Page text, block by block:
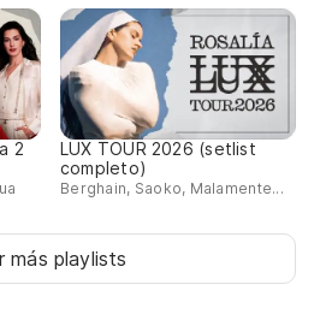
2
LUX TOUR 2026 (setlist
completo)
Berghain, Saoko, Malamente...
más playlists